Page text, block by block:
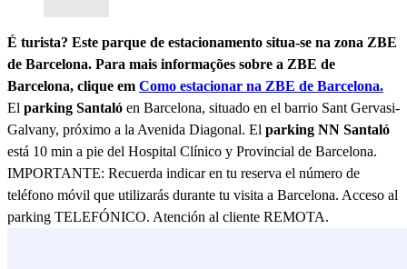
É turista? Este parque de estacionamento situa-se na zona ZBE
de Barcelona. Para mais informações sobre a ZBE de
Barcelona, clique em Como estacionar na ZBE de Barcelona.
El parking Santaló en Barcelona, situado en el barrio Sant Gervasi-
Galvany, próximo a la Avenida Diagonal. El parking NN Santaló
está 10 min a pie del Hospital Clínico y Provincial de Barcelona.
IMPORTANTE: Recuerda indicar en tu reserva el número de
teléfono móvil que utilizarás durante tu visita a Barcelona. Acceso al
parking TELEFÓNICO. Atención al cliente REMOTA.